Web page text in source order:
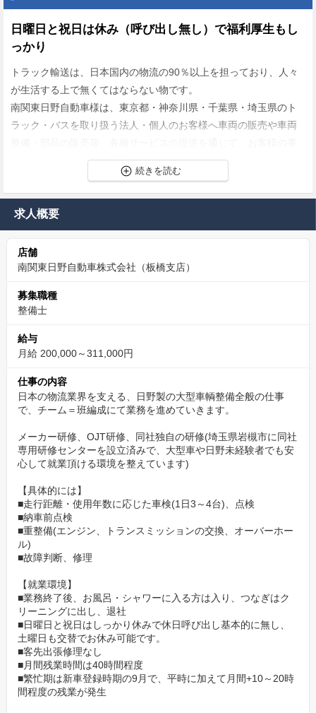
日曜日と祝日は休み（呼び出し無し）で福利厚生もし
っかり
トラック輸送は、日本国内の物流の90％以上を担っており、人々
が生活する上で無くてはならない物です。
南関東日野自動車様は、東京都・神奈川県・千葉県・埼玉県のト
ラック・バスを取り扱う法人・個人のお客様へ車両の販売や車両
業活動を支え、更なる発展に貢献して頂ける方を探しておられま
日曜日と祝日は休み（呼び出し無し）で福利厚生もしっかりして
おり、安心して長期的に勤務出来る環境です。
カンパネルは、南関東日野自動車株式会社の採用窓口
カンパネルは、南関東日野自動車株式会社の採用窓口を行ってい
南関東日野自動車株式会社に転職するにあたって不明点や不安な
点があればお応えできるので、お気軽にお問合せください。
私達が皆様に代わって、企業に応募者様のアピールを行います！
求人概要
店舗
南関東日野自動車株式会社（板橋支店）
募集職種
整備士
給与
月給 200,000～311,000円
仕事の内容
日本の物流業界を支える、日野製の大型車輌整備全般の仕事
で、チーム＝班編成にて業務を進めていきます。
メーカー研修、OJT研修、同社独自の研修(埼玉県岩槻市に同社
専用研修センターを設立済みで、大型車や日野未経験者でも安
心して就業頂ける環境を整えています)
【具体的には】
■走行距離・使用年数に応じた車検(1日3～4台)、点検
■納車前点検
■重整備(エンジン、トランスミッションの交換、オーバーホー
ル)
■故障判断、修理
【就業環境】
■業務終了後、お風呂・シャワーに入る方は入り、つなぎはク
リーニングに出し、退社
■日曜日と祝日はしっかり休みで休日呼び出し基本的に無し、
土曜日も交替でお休み可能です。
■客先出張修理なし
■月間残業時間は40時間程度
■繁忙期は新車登録時期の9月で、平時に加えて月間+10～20時
間程度の残業が発生